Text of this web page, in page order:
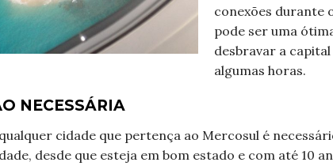
conexões durante
pode ser uma
desbravar a
algumas horas.
NECESSÁRIA
cidade que pertença ao Mercosul é
desde que esteja em bom estado e com até 10